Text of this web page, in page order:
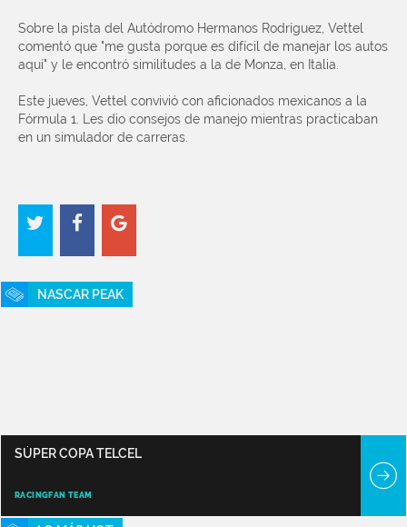
Sobre la pista del Autódromo Hermanos Rodríguez, Vettel
comentó que "me gusta porque es difícil de manejar los autos
aquí" y le encontró similitudes a la de Monza, en Italia.
Este jueves, Vettel convivió con aficionados mexicanos a la
Fórmula 1. Les dio consejos de manejo mientras practicaban
en un simulador de carreras.
NASCAR PEAK
SÚPER COPA TELCEL
RACINGFAN TEAM